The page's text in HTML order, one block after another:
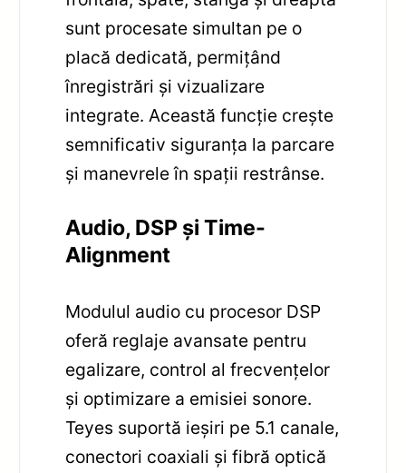
sunt procesate simultan pe o
placă dedicată, permițând
înregistrări și vizualizare
integrate. Această funcție crește
semnificativ siguranța la parcare
și manevrele în spații restrânse.
Audio, DSP și Time-
Alignment
Modulul audio cu procesor DSP
oferă reglaje avansate pentru
egalizare, control al frecvențelor
și optimizare a emisiei sonore.
Teyes suportă ieșiri pe 5.1 canale,
conectori coaxiali și fibră optică